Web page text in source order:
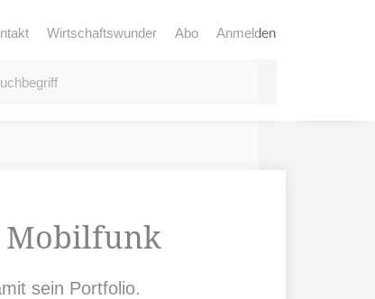
Abo Anmelden
Wirtschaftswunder
Mobilfunk
sein Portfolio.